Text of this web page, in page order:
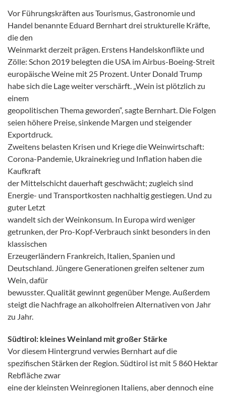
Vor Führungskräften aus Tourismus, Gastronomie und
Handel benannte Eduard Bernhart drei strukturelle Kräfte,
die den
Weinmarkt derzeit prägen. Erstens Handelskonflikte und
Zölle: Schon 2019 belegten die USA im Airbus-Boeing-Streit
europäische Weine mit 25 Prozent. Unter Donald Trump
habe sich die Lage weiter verschärft. „Wein ist plötzlich zu
einem
geopolitischen Thema geworden“, sagte Bernhart. Die Folgen
seien höhere Preise, sinkende Margen und steigender
Exportdruck.
Zweitens belasten Krisen und Kriege die Weinwirtschaft:
Corona-Pandemie, Ukrainekrieg und Inflation haben die
Kaufkraft
der Mittelschicht dauerhaft geschwächt; zugleich sind
Energie- und Transportkosten nachhaltig gestiegen. Und zu
guter Letzt
wandelt sich der Weinkonsum. In Europa wird weniger
getrunken, der Pro-Kopf-Verbrauch sinkt besonders in den
klassischen
Erzeugerländern Frankreich, Italien, Spanien und
Deutschland. Jüngere Generationen greifen seltener zum
Wein, dafür
bewusster. Qualität gewinnt gegenüber Menge. Außerdem
steigt die Nachfrage an alkoholfreien Alternativen von Jahr
zu Jahr.
Südtirol: kleines Weinland mit großer Stärke
Vor diesem Hintergrund verwies Bernhart auf die
spezifischen Stärken der Region. Südtirol ist mit 5 860 Hektar
Rebfläche zwar
eine der kleinsten Weinregionen Italiens, aber dennoch eine